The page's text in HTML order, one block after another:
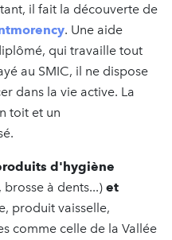
il fait la découverte de
. Une aide
qui travaille tout
au SMIC, il ne dispose
dans la vie active. La
toit et un
d'hygiène
à dents...) et
produit vaisselle,
comme celle de la Vallée